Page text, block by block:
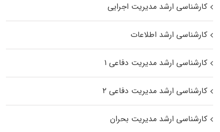
کارشناسی ارشد مدیریت اجرایی
کارشناسی ارشد اطلاعات
کارشناسی ارشد مدیریت دفاعی ۱
کارشناسی ارشد مدیریت دفاعی ۲
کارشناسی ارشد مدیریت بحران